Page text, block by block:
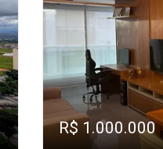
R$ 1.000.000